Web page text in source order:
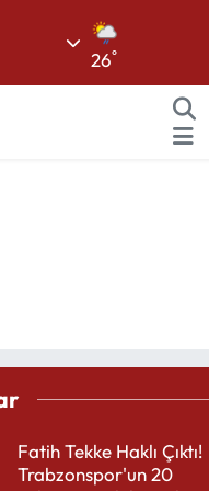
26°
Fatih Tekke Haklı Çıktı!
Trabzonspor'un 20